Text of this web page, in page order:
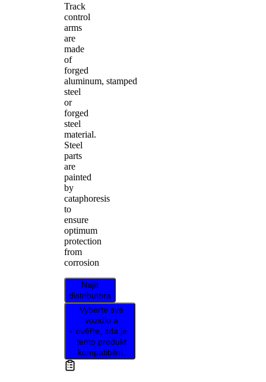
Track
control
arms
are
made
of
forged
aluminum, stamped
steel
or
forged
steel
material.
Steel
parts
are
painted
by
cataphoresis
to
ensure
optimum
protection
from
corrosion
Najít
distributora
Vyberte své
vozidlo a
ověřte, zda je
tento produkt
kompatibilní.